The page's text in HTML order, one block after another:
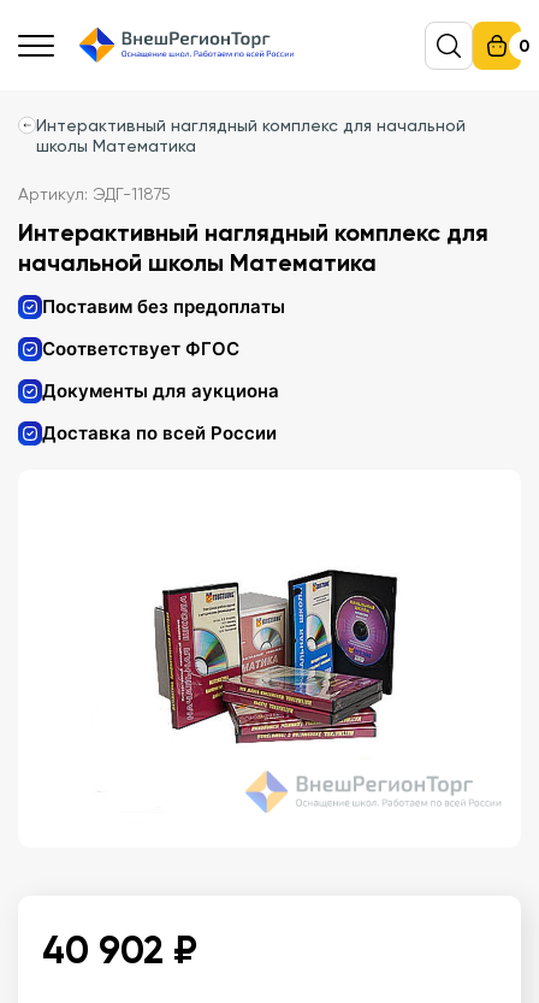
0
Интерактивный наглядный комплекс для начальной
школы Математика
Артикул: ЭДГ-11875
Интерактивный наглядный комплекс для
начальной школы Математика
Поставим без предоплаты
Соответствует ФГОС
Документы для аукциона
Доставка по всей России
40 902 ₽